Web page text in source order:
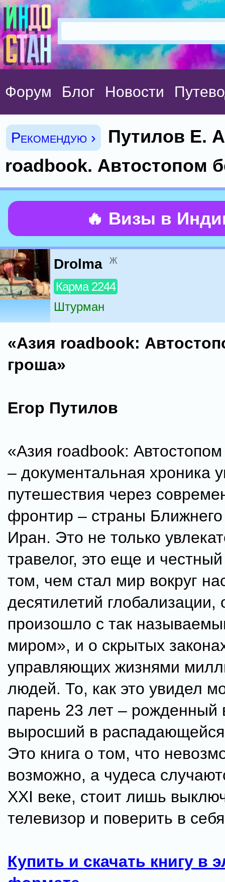
Форум Блог Новости
Рекомендую ›
Путилов Е.
roadbook. Автостопом
🔥 Визы в
Drolma ж
Карма 2244
Штурман
«Азия roadbook:
гроша»
Егор Путилов
«Азия roadbook:
– документальная хроника
путешествия через
фронтир – страны
Иран. Это не только
травелог, это еще и
том, чем стал мир вокруг
десятилетий глобализации,
произошло с так
миром», и о скрытых
управляющих жизнями
людей. То, как это увидел
парень 23 лет –
выросший в
Это книга о том, что
возможно, а чудеса
XXI веке, стоит лишь
телевизор и поверить в
Купить и скачать книгу в